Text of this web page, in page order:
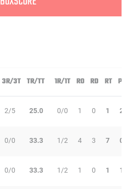
3R/3T TR/TT 1R/1T RO RD RT PD
2/5 25.0 0/0 1 0 1 2
0/0 33.3 1/2 4 3 7 0
0/0 33.3 1/2 1 0 1 1